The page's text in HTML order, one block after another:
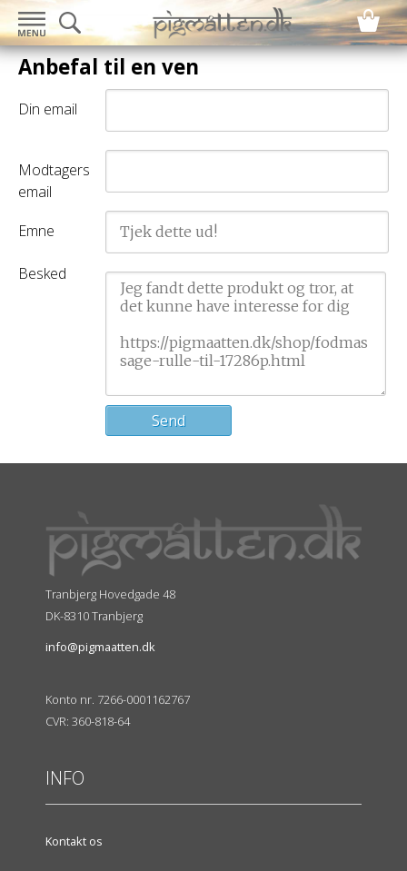
Anbefal til en ven
Din email
Modtagers
email
Emne
Besked
Tranbjerg Hovedgade 48
DK-8310 Tranbjerg
info@pigmaatten.dk
Konto nr. 7266-0001162767
CVR: 360-818-64
INFO
Kontakt os